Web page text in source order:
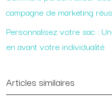
campagne de marketing
Personnalisez votre sac :
en avant votre individualité
Articles similaires